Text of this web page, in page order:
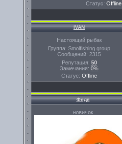
Статус: Offline
IVAN
Настоящий рыбак
Группа: Smolfishing group
Сообщений: 2315
Репутация: 50
Замечания: 0%
Статус: Offline
Федя
новичок